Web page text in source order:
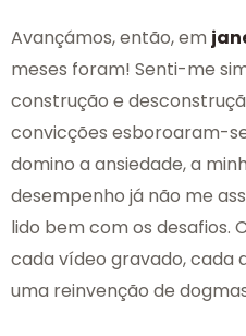
Avançámos, então, em
meses foram! Senti-me
construção e
convicções esboroaram-
domino a ansiedade, a
desempenho já não me
lido bem com os desafios.
cada vídeo gravado, cada
uma reinvenção de